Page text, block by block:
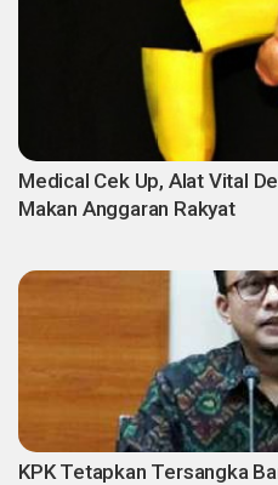
Medical Cek Up, Alat Vital
Makan Anggaran Rakyat
KPK Tetapkan Tersangka